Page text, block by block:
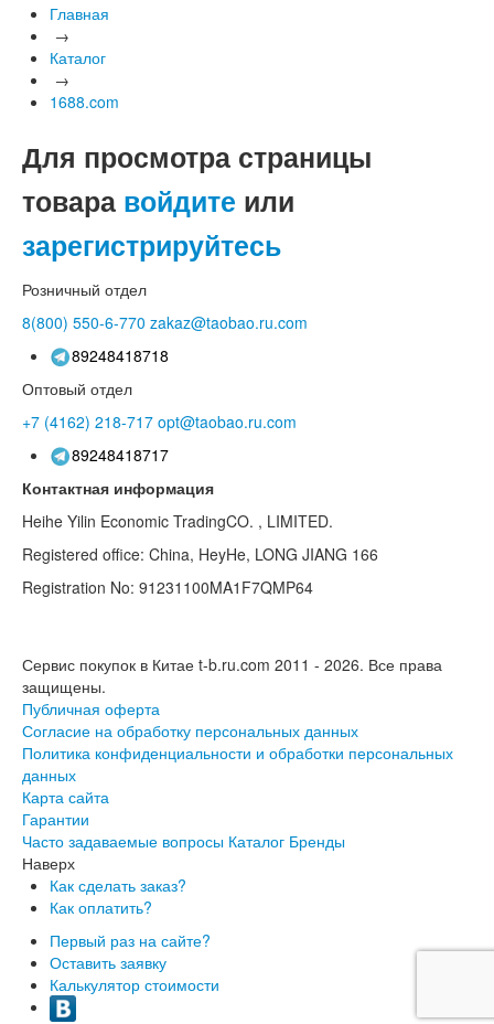
Главная
→
Каталог
→
1688.com
Для просмотра страницы
товара войдите или
зарегистрируйтесь
Розничный отдел
8(800) 550-6-770 zakaz@taobao.ru.com
89248418718
Оптовый отдел
+7 (4162) 218-717 opt@taobao.ru.com
89248418717
Контактная информация
Heihe Yilin Economic TradingCO. , LIMITED.
Registered office: China, HeyHe, LONG JIANG 166
Registration No: 91231100MA1F7QMP64
Сервис покупок в Китае t-b.ru.com 2011 - 2026. Все права
защищены.
Публичная оферта
Согласие на обработку персональных данных
Политика конфиденциальности и обработки персональных
данных
Карта сайта
Гарантии
Часто задаваемые вопросы Каталог Бренды
Наверх
Как сделать заказ?
Как оплатить?
Первый раз на сайте?
Оставить заявку
Калькулятор стоимости